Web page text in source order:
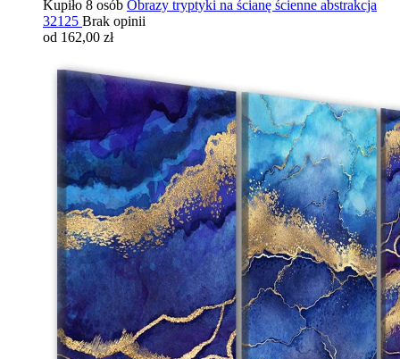
Kupiło 8 osób Obrazy tryptyki na ścianę ścienne abstrakcja
32125 Brak opinii
od 162,00 zł